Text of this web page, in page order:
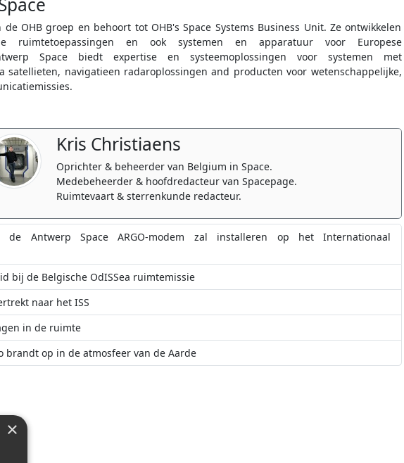
OHB groep en behoort tot OHB's Space Systems Business Unit. Ze ontwikkelen
ruimtetoepassingen en ook systemen en apparatuur voor Europese
Space biedt expertise en systeemoplossingen voor systemen met
satellieten, navigatieen radaroplossingen and producten voor wetenschappelijke,
Kris Christiaens
Oprichter & beheerder van Belgium in Space.
Medebeheerder & hoofdredacteur van Spacepage.
Ruimtevaart & sterrenkunde redacteur.
de Antwerp Space ARGO-modem zal installeren op het Internationaal
bij de Belgische OdISSea ruimtemissie
naar het ISS
in de ruimte
brandt op in de atmosfeer van de Aarde
onderdeel voor NASA's Orion ruimtecapsule
Belgische bedrijven QinetiQ en OIP Sensor Systems slepen miljoenencontract met ESA in de wacht
×